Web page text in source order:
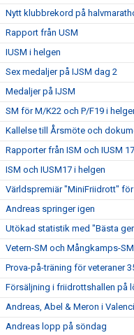
Nytt klubbrekord på
Rapport från USM
IUSM i helgen
Sex medaljer på IJSM dag 2
Medaljer på IJSM
SM för M/K22 och P/F19 i
Kallelse till Årsmöte och
Rapporter från ISM och IUSM 17
ISM och IUSM17 i helgen
Världspremiär "MiniFriidrott" för
Andreas springer igen
Utökad statistik med "Bästa
Vetern-SM och Mångkamps-
Prova-på-träning för veteraner
Försäljning i friidrottshallen på
Andreas, Abel & Meron i
Andreas lopp på söndag